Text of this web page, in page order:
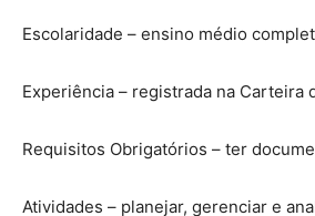
Escolaridade – ensino médio
Experiência – registrada na Carteira
Requisitos Obrigatórios – ter
Atividades – planejar, gerenciar e